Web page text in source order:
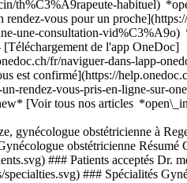
th%C3%A9rapeute-habituel)
vous pour un
une-consultation-
[Téléchargement de l'app OneDoc]
fr/naviguer-dans-lapp-
traitement des maladies des organes génitaux féminins, ainsi que du suivi de la grossesse, de l’accouchement et du post-partum. La gamme de prestations comprend notamment les examens gynécologiques de dépistage, les suivis de grossesse, les conseils en matière de contraception, l’évaluation des troubles du cycle menstruel, la prise en charge des changements hormonaux, ainsi que le diagnostic et le traitement des maladies gynécologiques. Le Dr Petrakis a suivi ses études de médecine en Suisse et a obtenu en 2010 le titre fédéral de médecin spécialiste en gynécologie et obstétrique. Elle dispose en outre de qualifications supplémentaires en médecine psychosomatique et psychosociale, en gynécologie et obstétrique opératoires ainsi qu’en échographie prénatale, et complète son activité par le certificat de compétence « Laboratoire de cabinet » (KHM). __Diplômes et certifications__ - Titre fédéral de médecin spécialiste en gynécologie et obstétrique (2010) - Diplôme fédéral de médecine, Suisse (2001) - Certificat de compétence en médecine psychosomatique et psychosociale (SAPPM) (2009) - Spécialisation en gynécologie et obstétrique opératoires (2011) - Certificat de compétence en échographie prénatale (SGUM) (2012) - Certificat de compétence en laboratoire de cabinet (KHM) (2014) __Gynécologie à Spiicher__ Dällikerstrasse 15 8105 Regensdorf, Suisse Téléphone : [+41 44 840 04 50](tel:+41448400450) Vous pouvez facilement prendre rendez-vous en ligne avec le Dr Christina Petrakis via __OneDoc__. La prise de rendez-vous en ligne vous permet de planifier vos rendez-vous de manière simple et flexible, 24 heures sur 24. [*arrow\_drop\_down*Voir plus](https://www.onedoc.ch) [![Dr. med. Petrakis Sze, gynécologue obstétricienne à Regensdorf](https://assets.onedoc.ch/images/users/2b3f456e8aac2d416eae0b224f03c55cd45a160254359312b0cf661285b038f5-small.jpg "Dr. med. Petrakis Sze, gynécologue obstétricienne à Regensdorf")](https://assets.onedoc.ch/images/users/2b3f456e8aac2d416eae0b224f03c55cd45a160254359312b0cf661285b038f5.jpg)[![Gynäkologie Im Spiicher, cabinet médical à Regensdorf](https://assets.onedoc.ch/images/entities/891e8db772cf49ac9c794d9f0278811f2486af9f863212c19661ccba8a35a6a5-small.jpg "Gynäkologie Im Spiicher, cabinet médical à Regensdorf")](https://assets.onedoc.ch/images/entities/891e8db772cf49ac9c794d9f0278811f2486af9f863212c19661ccba8a35a6a5.jpg)[![Gynäkologie Im Spiicher, cabinet médical à Regensdorf](https://assets.onedoc.ch/images/entities/808a8c4f671812d5b5a0953a32a0df7e0a0eb8d4e98a1b9e5ec2460afb0f12e0-small.jpg "Gynäkologie Im Spiicher, cabinet médical à Regensdorf")](https://assets.onedoc.ch/images/entities/808a8c4f671812d5b5a0953a32a0df7e0a0eb8d4e98a1b9e5ec2460afb0f12e0.jpg)[![Gynäkologie Im Spiicher, cabinet médical à Regensdorf](https://assets.onedoc.ch/images/entities/894195f868db16912a93424a122a1a23dc3defb8541a519393edc101bd51e292-small.jpg "Gynäkologie Im Spiicher, cabinet médical à Regensdorf")](https://assets.onedoc.ch/images/entities/894195f868db16912a93424a122a1a23dc3defb8541a519393edc101bd51e292.jpg)[![Gynäkologie Im Spiicher, cabinet médical à Regensdorf](https://assets.onedoc.ch/images/entities/b16edd04e99cbbc74c8e46dae38d1ef18acbecd81e90d1629156e00b83c3d7cd-small.jpg "Gynäkologie Im Spiicher, cabinet médical à Regensdorf")](https://assets.onedoc.ch/images/entities/b16edd04e99cbbc74c8e46dae38d1ef18acbecd81e90d1629156e00b83c3d7cd.jpg)[![Gynäkologie Im Spiicher, cabinet médical à Regensdorf](https://assets.onedoc.ch/images/entities/e59152bb7b61d3b505f7980c61f6fcdbd8a5d61332514c5c47d623c93ed0e28f-small.jpg "Gynäkologie Im Spiicher, cabinet médical à Regensdorf")](https://assets.onedoc.ch/images/entities/